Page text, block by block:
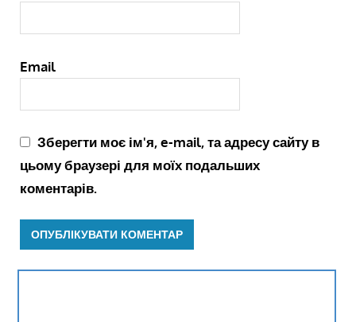
Email
Зберегти моє ім'я, e-mail, та адресу сайту в
цьому браузері для моїх подальших
коментарів.